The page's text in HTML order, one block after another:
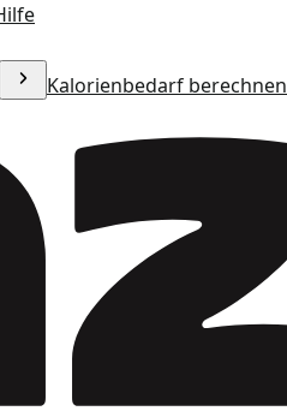
Kalorienbedarf berechnen